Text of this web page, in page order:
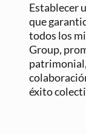
Establecer
que
todos los
Group,
éxito